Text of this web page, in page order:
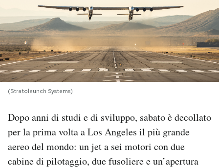
PODCAST
NEWSLETTER
I MIEI PREFERITI
SHOP
CALENDARIO
(Stratolaunch Systems)
Dopo anni di studi e di sviluppo, sabato è decollato
per la prima volta a Los Angeles il più grande
aereo del mondo: un jet a sei motori con due
cabine di pilotaggio, due fusoliere e un’apertura